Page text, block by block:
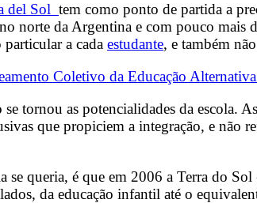
del Sol tem como ponto de partida a
norte da Argentina e com pouco mais
a cada estudante, e também
Coletivo da Educação Alternativa
tornou as potencialidades da escola.
que propiciem a integração, e não
se queria, é que em 2006 a Terra do
da educação infantil até o